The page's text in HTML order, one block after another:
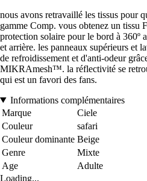
nous avons retravaillé les tissus pour
gamme Comp. vous obtenez un tissu
protection solaire pour le bord à 360º
et arrière. les panneaux supérieurs et
de refroidissement et d'anti-odeur
MIKRAmesh™. la réflectivité se
qui est un favori des fans.
Informations complémentaires
Marque
Ciele
Couleur
safari
Couleur dominante Beige
Genre
Mixte
Age
Adulte
Loading...